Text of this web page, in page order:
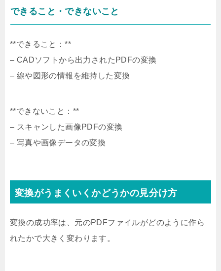
できること・できないこと
**できること：**
– CADソフトから出力されたPDFの変換
– 線や図形の情報を維持した変換
**できないこと：**
– スキャンした画像PDFの変換
– 写真や画像データの変換
変換がうまくいくかどうかの見分け方
変換の成功率は、元のPDFファイルがどのように作ら
れたかで大きく変わります。